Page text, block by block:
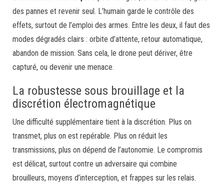
des pannes et revenir seul. L’humain garde le contrôle des
effets, surtout de l’emploi des armes. Entre les deux, il faut des
modes dégradés clairs : orbite d’attente, retour automatique,
abandon de mission. Sans cela, le drone peut dériver, être
capturé, ou devenir une menace.
La robustesse sous brouillage et la
discrétion électromagnétique
Une difficulté supplémentaire tient à la discrétion. Plus on
transmet, plus on est repérable. Plus on réduit les
transmissions, plus on dépend de l’autonomie. Le compromis
est délicat, surtout contre un adversaire qui combine
brouilleurs, moyens d’interception, et frappes sur les relais.